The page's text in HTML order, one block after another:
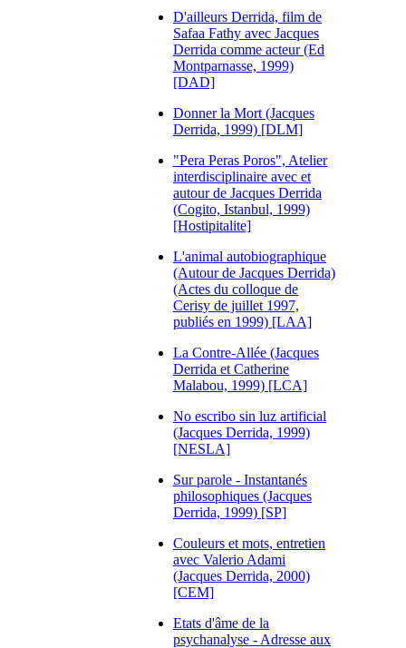
D'ailleurs Derrida, film de
Safaa Fathy avec Jacques
Derrida comme acteur (Ed
Montparnasse, 1999)
[DAD]
Donner la Mort (Jacques
Derrida, 1999) [DLM]
"Pera Peras Poros", Atelier
interdisciplinaire avec et
autour de Jacques Derrida
(Cogito, Istanbul, 1999)
[Hostipitalite]
L'animal autobiographique
(Autour de Jacques Derrida)
(Actes du colloque de
Cerisy de juillet 1997,
publiés en 1999) [LAA]
La Contre-Allée (Jacques
Derrida et Catherine
Malabou, 1999) [LCA]
No escribo sin luz artificial
(Jacques Derrida, 1999)
[NESLA]
Sur parole - Instantanés
philosophiques (Jacques
Derrida, 1999) [SP]
Couleurs et mots, entretien
avec Valerio Adami
(Jacques Derrida, 2000)
[CEM]
Etats d'âme de la
psychanalyse - Adresse aux